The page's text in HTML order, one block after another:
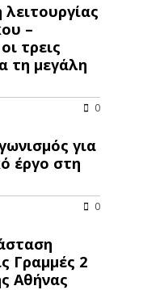
–
τρεις
τη μεγάλη
0
για
έργο στη
0
Γραμμές 2
Αθήνας